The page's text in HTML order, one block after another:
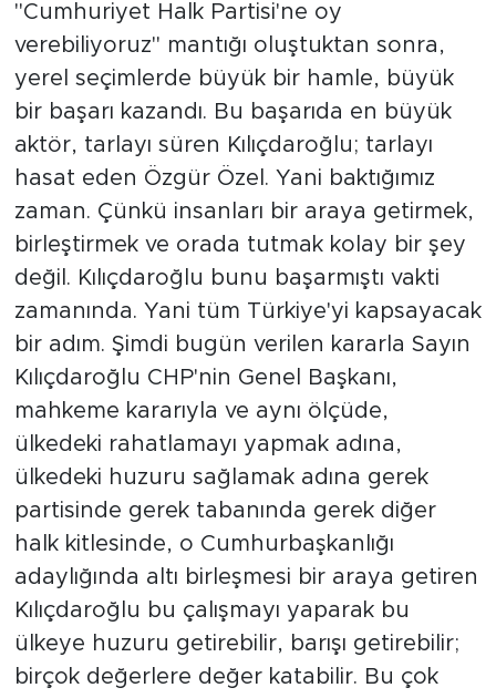
"Cumhuriyet Halk Partisi'ne oy
verebiliyoruz" mantığı oluştuktan sonra,
yerel seçimlerde büyük bir hamle, büyük
bir başarı kazandı. Bu başarıda en büyük
aktör, tarlayı süren Kılıçdaroğlu; tarlayı
hasat eden Özgür Özel. Yani baktığımız
zaman. Çünkü insanları bir araya getirmek,
birleştirmek ve orada tutmak kolay bir şey
değil. Kılıçdaroğlu bunu başarmıştı vakti
zamanında. Yani tüm Türkiye'yi kapsayacak
bir adım. Şimdi bugün verilen kararla Sayın
Kılıçdaroğlu CHP'nin Genel Başkanı,
mahkeme kararıyla ve aynı ölçüde,
ülkedeki rahatlamayı yapmak adına,
ülkedeki huzuru sağlamak adına gerek
partisinde gerek tabanında gerek diğer
halk kitlesinde, o Cumhurbaşkanlığı
adaylığında altı birleşmesi bir araya getiren
Kılıçdaroğlu bu çalışmayı yaparak bu
ülkeye huzuru getirebilir, barışı getirebilir;
birçok değerlere değer katabilir. Bu çok